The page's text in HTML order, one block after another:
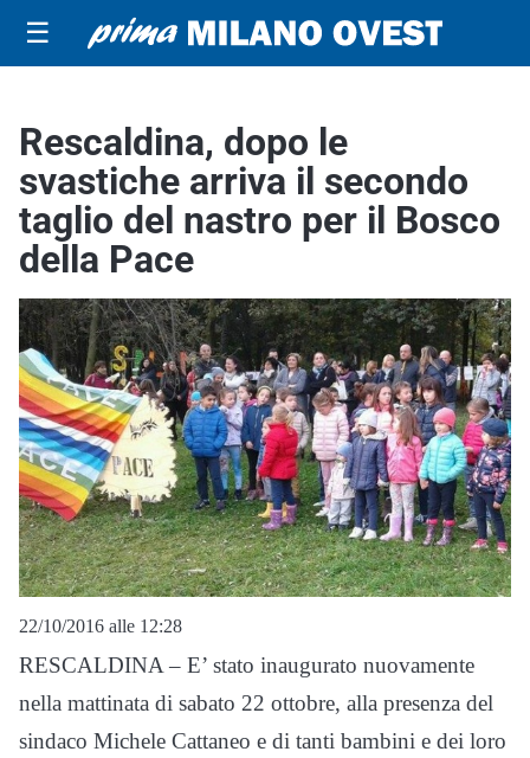
☰
Rescaldina, dopo le
svastiche arriva il secondo
taglio del nastro per il Bosco
della Pace
22/10/2016 alle 12:28
RESCALDINA – E’ stato inaugurato nuovamente
nella mattinata di sabato 22 ottobre, alla presenza del
sindaco Michele Cattaneo e di tanti bambini e dei loro